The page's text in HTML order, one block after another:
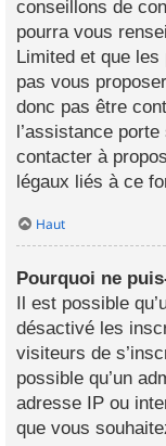
conseillons de
pourra vous
Limited et que
pas vous
donc pas être
l’assistance
contacter à
légaux liés à ce
Haut
Pourquoi ne
Il est possible
désactivé les
visiteurs de
possible qu’un
adresse IP ou
que vous